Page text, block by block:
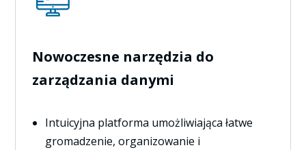
Nowoczesne narzędzia do
zarządzania danymi
Intuicyjna platforma umożliwiająca łatwe
gromadzenie, organizowanie i